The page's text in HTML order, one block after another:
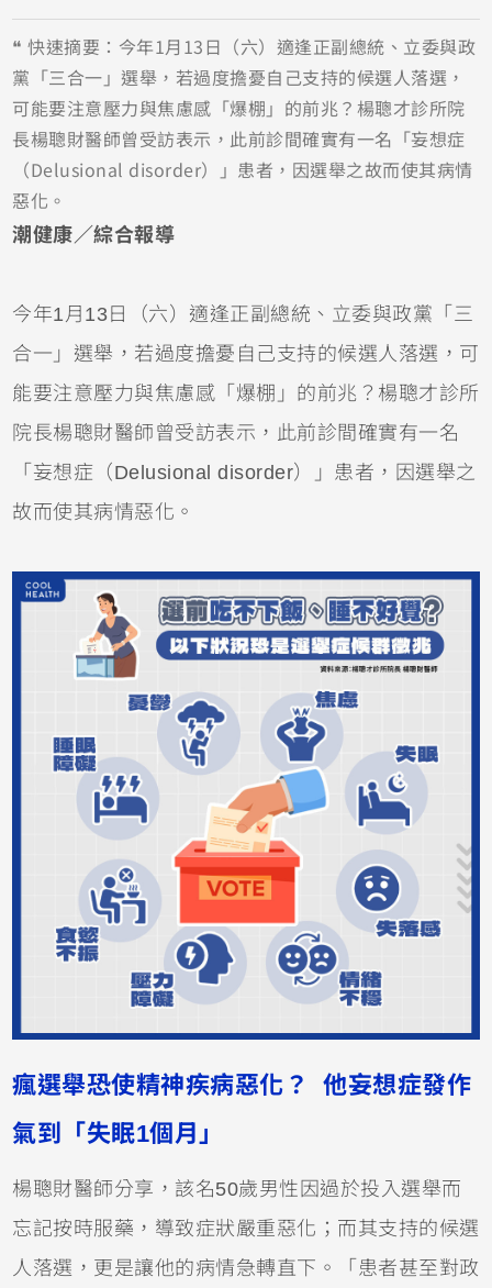
❝ 快速摘要：今年1月13日（六）適逢正副總統、立委與政
黨「三合一」選舉，若過度擔憂自己支持的候選人落選，
可能要注意壓力與焦慮感「爆棚」的前兆？楊聰才診所院
長楊聰財醫師曾受訪表示，此前診間確實有一名「妄想症
（Delusional disorder）」患者，因選舉之故而使其病情
惡化。
潮健康／綜合報導
今年1月13日（六）適逢正副總統、立委與政黨「三
合一」選舉，若過度擔憂自己支持的候選人落選，可
能要注意壓力與焦慮感「爆棚」的前兆？楊聰才診所
院長楊聰財醫師曾受訪表示，此前診間確實有一名
「妄想症（Delusional disorder）」患者，因選舉之
故而使其病情惡化。
瘋選舉恐使精神疾病惡化？ 他妄想症發作
氣到「失眠1個月」
楊聰財醫師分享，該名50歲男性因過於投入選舉而
忘記按時服藥，導致症狀嚴重惡化；而其支持的候選
人落選，更是讓他的病情急轉直下。「患者甚至對政